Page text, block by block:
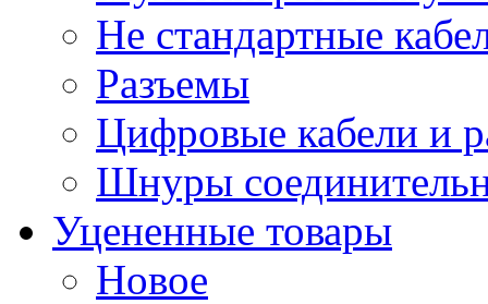
Не стандартные
Разъемы
Цифровые кабели и
Шнуры
Уцененные товары
Новое